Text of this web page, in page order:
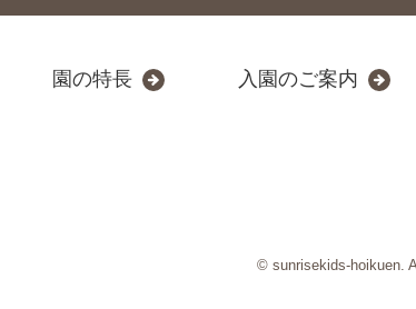
園の特長 入園のご案内
© sunrisekids-hoikuen.